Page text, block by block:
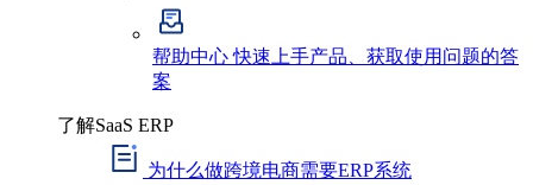
帮助中心快速上手产品、获取使用问题的答
案
了解SaaS ERP
为什么做跨境电商需要ERP系统